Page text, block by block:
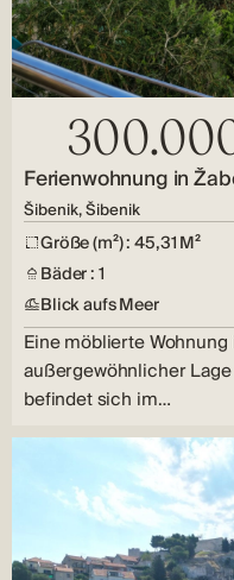
Ferienwohnung in
Šibenik, Šibenik
Größe (m²) : 45,31 M²
Bäder : 1
Blick aufs Meer
Eine möblierte
außergewöhnlicher
befindet sich im…